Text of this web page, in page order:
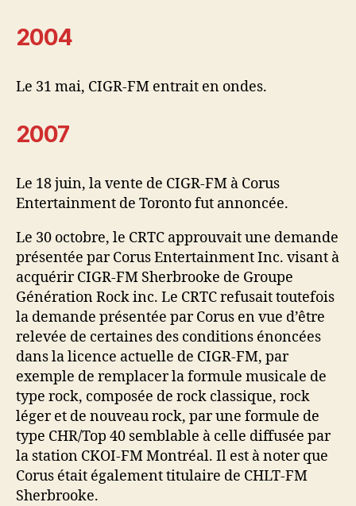
2004
Le 31 mai, CIGR-FM entrait en ondes.
2007
Le 18 juin, la vente de CIGR-FM à Corus
Entertainment de Toronto fut annoncée.
Le 30 octobre, le CRTC approuvait une demande
présentée par Corus Entertainment Inc. visant à
acquérir CIGR-FM Sherbrooke de Groupe
Génération Rock inc. Le CRTC refusait toutefois
la demande présentée par Corus en vue d’être
relevée de certaines des conditions énoncées
dans la licence actuelle de CIGR-FM, par
exemple de remplacer la formule musicale de
type rock, composée de rock classique, rock
léger et de nouveau rock, par une formule de
type CHR/Top 40 semblable à celle diffusée par
la station CKOI-FM Montréal. Il est à noter que
Corus était également titulaire de CHLT-FM
Sherbrooke.